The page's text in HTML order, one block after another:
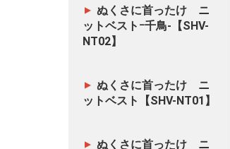
ぬくさに首ったけ ニ
ットベストｰ千鳥-【SHV-
NT02】
ぬくさに首ったけ ニ
ットベスト【SHV-NT01】
ぬくさに首ったけ ニ